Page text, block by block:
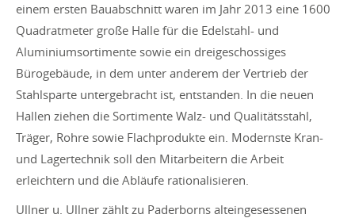
einem ersten Bauabschnitt waren im Jahr 2013 eine 1600
Quadratmeter große Halle für die Edelstahl- und
Aluminiumsortimente sowie ein dreigeschossiges
Bürogebäude, in dem unter anderem der Vertrieb der
Stahlsparte untergebracht ist, entstanden. In die neuen
Hallen ziehen die Sortimente Walz- und Qualitätsstahl,
Träger, Rohre sowie Flachprodukte ein. Modernste Kran-
und Lagertechnik soll den Mitarbeitern die Arbeit
erleichtern und die Abläufe rationalisieren.
Ullner u. Ullner zählt zu Paderborns alteingesessenen